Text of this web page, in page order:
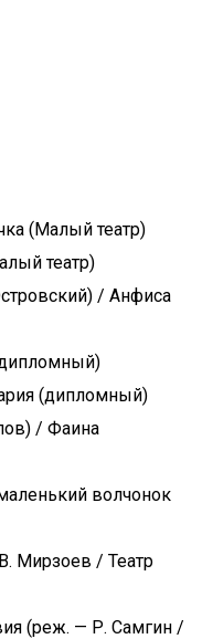
(Малый театр)
театр)
/ Анфиса
(дипломный)
/ Фаина
волчонок
Мирзоев / Театр
(реж. — Р. Самгин /